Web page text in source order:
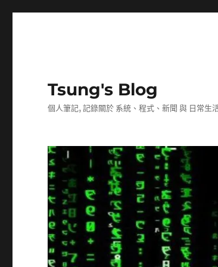
Tsung's Blog
個人筆記, 記錄關於 系統、程式、新聞 與 日常生